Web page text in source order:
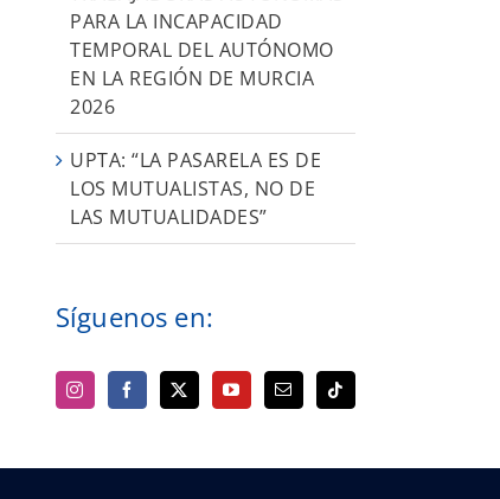
PARA LA INCAPACIDAD
TEMPORAL DEL AUTÓNOMO
EN LA REGIÓN DE MURCIA
2026
UPTA: “LA PASARELA ES DE
LOS MUTUALISTAS, NO DE
LAS MUTUALIDADES”
Síguenos en: